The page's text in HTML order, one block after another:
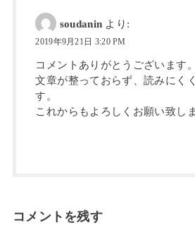
soudanin より:
2019年9月21日 3:20 PM
コメントありがとうございます。
文章が整っておらず、読みにく
す。
これからもよろしくお願い致し
コメントを残す